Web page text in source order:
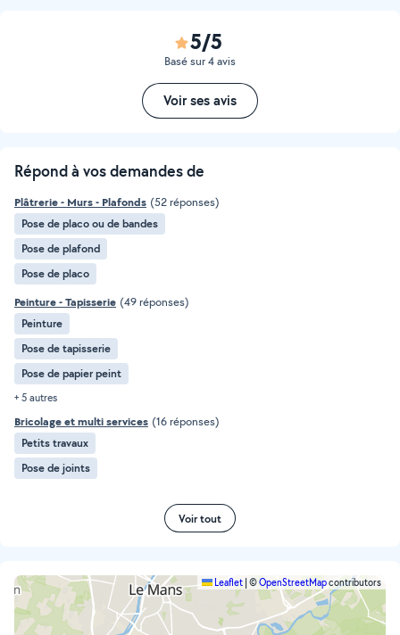
5/5
Basé sur 4 avis
Voir ses avis
Répond à vos demandes de
Plâtrerie - Murs - Plafonds (52 réponses)
Pose de placo ou de bandes
Pose de plafond
Pose de placo
Peinture - Tapisserie (49 réponses)
Peinture
Pose de tapisserie
Pose de papier peint
+ 5 autres
Bricolage et multi services (16 réponses)
Petits travaux
Pose de joints
Voir tout
Leaflet ©OpenStreetMapcontributors